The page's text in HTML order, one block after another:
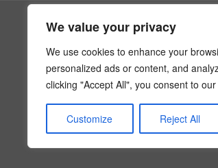
We value your privacy
We use cookies to enhance your
personalized ads or content, and
clicking "Accept All", you consent to
Customize Reject All
info@hoaexp.com